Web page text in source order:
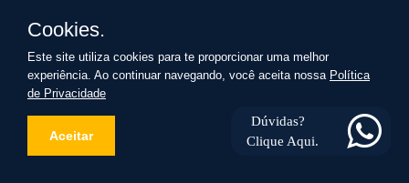
Fernando Pufe do 4º Ano de Sistemas de
Direitos Reservados Umuarama PR 2015
Dúvidas?
Clique Aqui.
Cookies.
Este site utiliza cookies para te proporcionar uma melhor
experiência. Ao continuar navegando, você aceita nossa Política
de Privacidade
Aceitar